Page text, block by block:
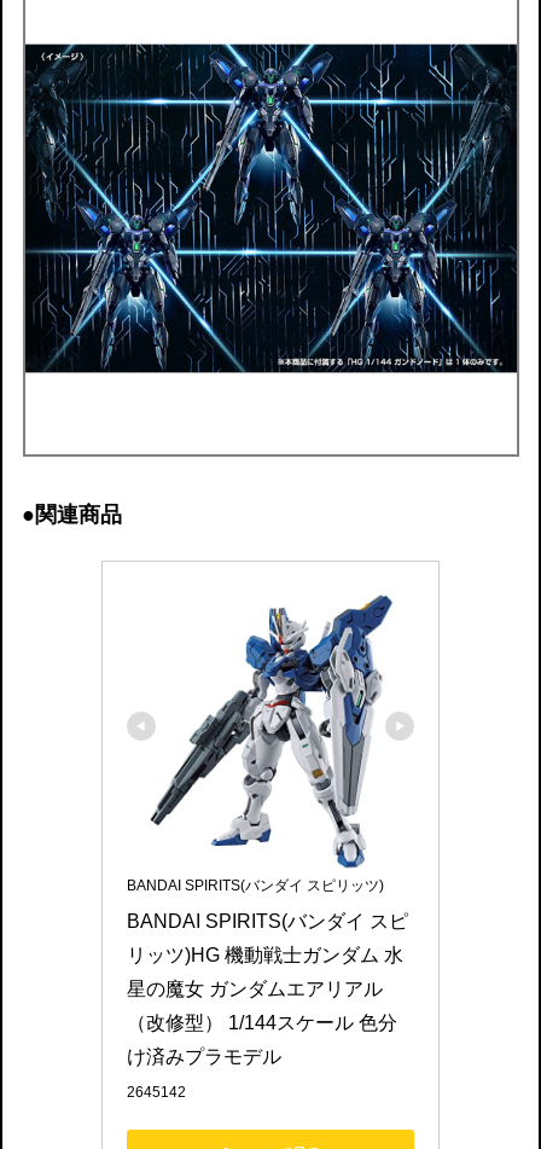
●関連商品
BANDAI SPIRITS(バンダイ スピリッツ)
BANDAI SPIRITS(バンダイ スピ
リッツ)HG 機動戦士ガンダム 水
星の魔女 ガンダムエアリアル
（改修型） 1/144スケール 色分
け済みプラモデル
2645142